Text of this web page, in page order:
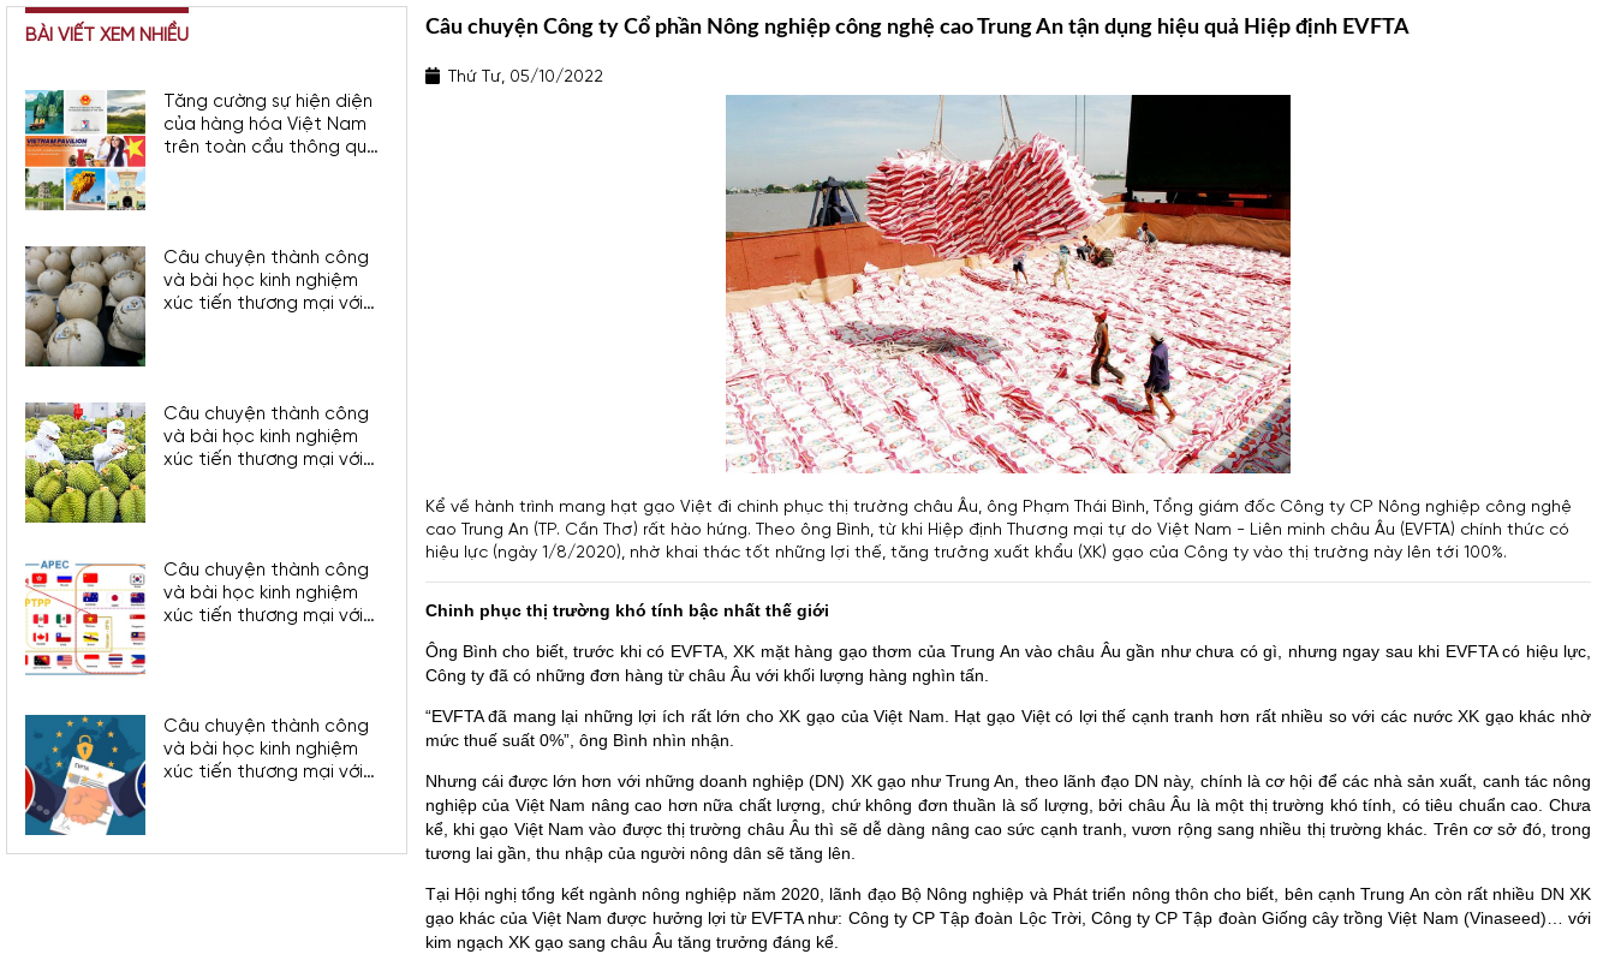
BÀI VIẾT XEM NHIỀU
Tăng cường sự hiện diện
của hàng hóa Việt Nam
trên toàn cầu thông qua
Câu chuyện thành công
và bài học kinh nghiệm
xúc tiến thương mại với
Câu chuyện thành công
và bài học kinh nghiệm
xúc tiến thương mại với
Câu chuyện thành công
và bài học kinh nghiệm
xúc tiến thương mại với
Câu chuyện thành công
và bài học kinh nghiệm
xúc tiến thương mại với
Câu chuyện Công ty Cổ phần Nông nghiệp công nghệ cao Trung An tận dụng hiệu quả Hiệp định EVFTA
Thứ Tư, 05/10/2022
Kể về hành trình mang hạt gạo Việt đi chinh phục thị trường châu Âu, ông Phạm Thái Bình, Tổng giám đốc Công ty CP Nông nghiệp công nghệ
cao Trung An (TP. Cần Thơ) rất hào hứng. Theo ông Bình, từ khi Hiệp định Thương mại tự do Việt Nam - Liên minh châu Âu (EVFTA) chính thức có
hiệu lực (ngày 1/8/2020), nhờ khai thác tốt những lợi thế, tăng trưởng xuất khẩu (XK) gạo của Công ty vào thị trường này lên tới 100%.
Chinh phục thị trường khó tính bậc nhất thế giới
Ông Bình cho biết, trước khi có EVFTA, XK mặt hàng gạo thơm của Trung An vào châu Âu gần như chưa có gì, nhưng ngay sau khi EVFTA có hiệu lực,
Công ty đã có những đơn hàng từ châu Âu với khối lượng hàng nghìn tấn.
“EVFTA đã mang lại những lợi ích rất lớn cho XK gạo của Việt Nam. Hạt gạo Việt có lợi thế cạnh tranh hơn rất nhiều so với các nước XK gạo khác nhờ
mức thuế suất 0%”, ông Bình nhìn nhận.
Nhưng cái được lớn hơn với những doanh nghiệp (DN) XK gạo như Trung An, theo lãnh đạo DN này, chính là cơ hội để các nhà sản xuất, canh tác nông
nghiệp của Việt Nam nâng cao hơn nữa chất lượng, chứ không đơn thuần là số lượng, bởi châu Âu là một thị trường khó tính, có tiêu chuẩn cao. Chưa
kể, khi gạo Việt Nam vào được thị trường châu Âu thì sẽ dễ dàng nâng cao sức cạnh tranh, vươn rộng sang nhiều thị trường khác. Trên cơ sở đó, trong
tương lai gần, thu nhập của người nông dân sẽ tăng lên.
Tại Hội nghị tổng kết ngành nông nghiệp năm 2020, lãnh đạo Bộ Nông nghiệp và Phát triển nông thôn cho biết, bên cạnh Trung An còn rất nhiều DN XK
gạo khác của Việt Nam được hưởng lợi từ EVFTA như: Công ty CP Tập đoàn Lộc Trời, Công ty CP Tập đoàn Giống cây trồng Việt Nam (Vinaseed)… với
kim ngạch XK gạo sang châu Âu tăng trưởng đáng kể.